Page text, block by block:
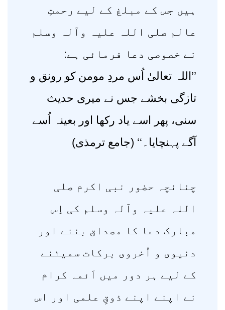
ہیں جس کے مبلغ کے لیے رحمتِ
عالم صلی اللہ علیہ وآلہ وسلم
نے خصوصی دعا فرمائی ہے:
’’اللہ تعالیٰ اُس مردِ مومن کو رونق و
تازگی بخشے جس نے میری حدیث
سنی، پھر اسے یاد رکھا اور بعینہ اُسے
آگے پہنچایا۔‘‘ (جامع ترمذی)
چنانچہ حضور نبی اکرم صلی
اللہ علیہ وآلہ وسلم کی اِس
مبارک دعا کا مصداق بننے اور
دنیوی و اُخروی برکات سمیٹنے
کے لیے ہر دور میں اَئمہ کرام
نے اپنے اپنے ذوقِ علمی اور اس